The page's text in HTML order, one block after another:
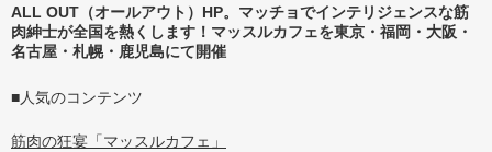
ALL OUT（オールアウト）HP。マッチョでインテリジェンスな筋
肉紳士が全国を熱くします！マッスルカフェを東京・福岡・大阪・
名古屋・札幌・鹿児島にて開催
■人気のコンテンツ
筋肉の狂宴「マッスルカフェ」